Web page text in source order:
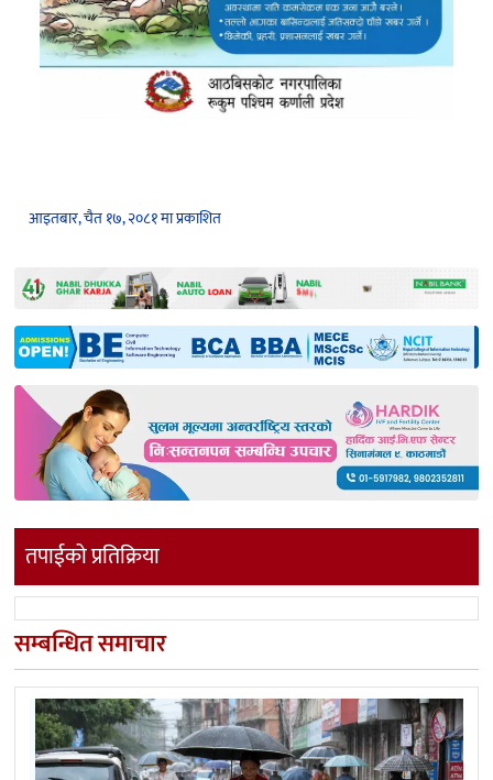
आइतबार, चैत १७, २०८१ मा प्रकाशित
तपाईको प्रतिक्रिया
सम्बन्धित समाचार